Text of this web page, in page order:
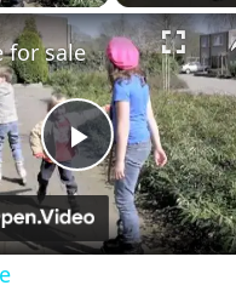
Play
Video
for sale